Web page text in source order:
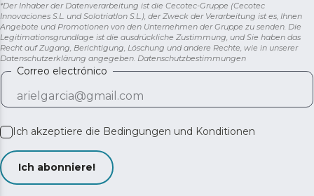
*Der Inhaber der Datenverarbeitung ist die Cecotec-Gruppe (Cecotec
Innovaciones S.L. und Solotriatlon S.L.), der Zweck der Verarbeitung ist es, Ihnen
Angebote und Promotionen von den Unternehmen der Gruppe zu senden. Die
Legitimationsgrundlage ist die ausdrückliche Zustimmung, und Sie haben das
Recht auf Zugang, Berichtigung, Löschung und andere Rechte, wie in unserer
Datenschutzerklärung angegeben. Datenschutzbestimmungen
Correo electrónico
Ich akzeptiere die Bedingungen und Konditionen
Ich abonniere!